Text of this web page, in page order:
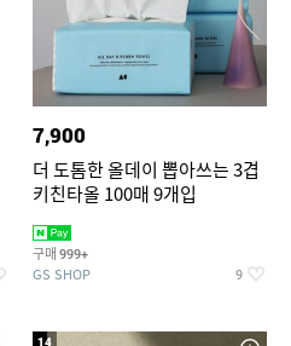
7,900
더 도톰한 올데이 뽑아쓰는 3겹
키친타올 100매 9개입
구매 999+
GS SHOP 9
14